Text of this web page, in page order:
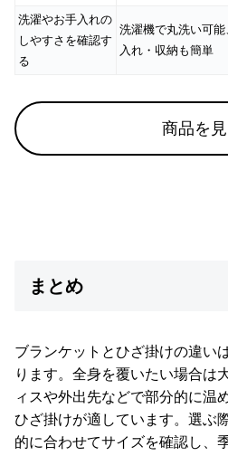
洗濯やお手入れの
しやすさを確認す
る
洗濯機で丸洗い可
入れ・収納も簡単
商品を
まとめ
ブランケットとひざ掛けの違い
ります。全身を覆いたい場合は
ィスや外出先などで部分的に温
ひざ掛けが適しています。選ぶ
的に合わせてサイズを確認し、